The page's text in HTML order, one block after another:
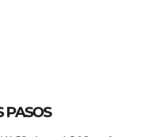
PASOS